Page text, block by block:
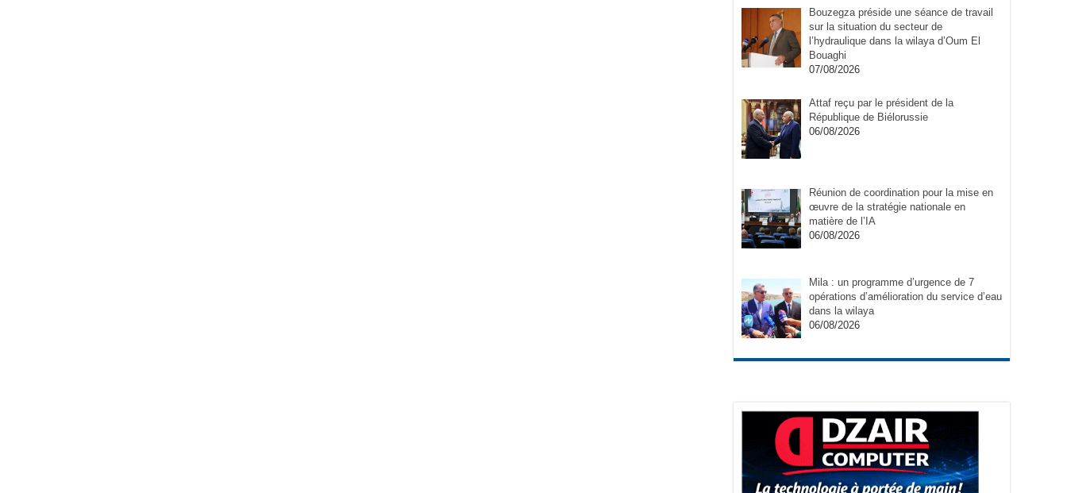
Bouzegza préside une séance de travail
sur la situation du secteur de
l’hydraulique dans la wilaya d’Oum El
Bouaghi
07/08/2026
Attaf reçu par le président de la
République de Biélorussie
06/08/2026
Réunion de coordination pour la mise en
œuvre de la stratégie nationale en
matière de l’IA
06/08/2026
Mila : un programme d’urgence de 7
opérations d’amélioration du service d’eau
dans la wilaya
06/08/2026